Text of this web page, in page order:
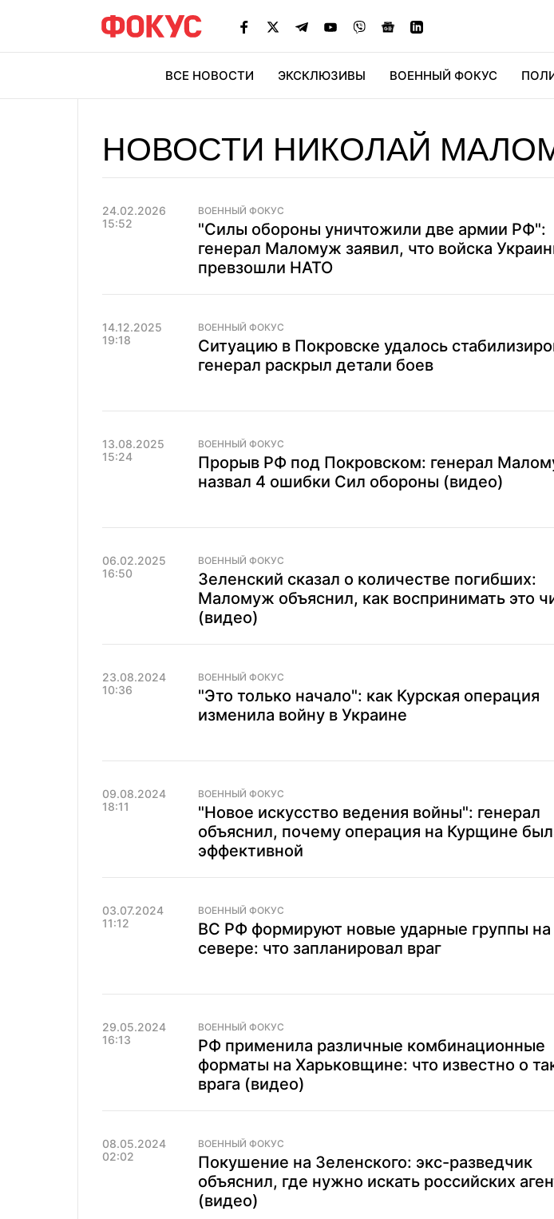
ВСЕ НОВОСТИ ЭКСКЛЮЗИВЫ ВОЕННЫЙ ФОКУС
НОВОСТИ НИКОЛАЙ
24.02.2026
15:52
ВОЕННЫЙ ФОКУС
"Силы обороны уничтожили две армии РФ":
генерал Маломуж заявил, что войска
превзошли НАТО
14.12.2025
19:18
ВОЕННЫЙ ФОКУС
Ситуацию в Покровске удалось
генерал раскрыл детали боев
13.08.2025
15:24
ВОЕННЫЙ ФОКУС
Прорыв РФ под Покровском: генерал
назвал 4 ошибки Сил обороны (видео)
06.02.2025
16:50
ВОЕННЫЙ ФОКУС
Зеленский сказал о количестве погибших:
Маломуж объяснил, как воспринимать это
(видео)
23.08.2024
10:36
ВОЕННЫЙ ФОКУС
"Это только начало": как Курская операция
изменила войну в Украине
09.08.2024
18:11
ВОЕННЫЙ ФОКУС
"Новое искусство ведения войны": генерал
объяснил, почему операция на Курщине
эффективной
03.07.2024
11:12
ВОЕННЫЙ ФОКУС
ВС РФ формируют новые ударные группы на
севере: что запланировал враг
29.05.2024
16:13
ВОЕННЫЙ ФОКУС
РФ применила различные комбинационные
форматы на Харьковщине: что известно о
врага (видео)
08.05.2024
02:02
ВОЕННЫЙ ФОКУС
Покушение на Зеленского: экс-разведчик
объяснил, где нужно искать российских
(видео)